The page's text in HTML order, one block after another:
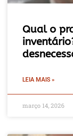
Qual o
LEIA MAIS »
março 14, 2026